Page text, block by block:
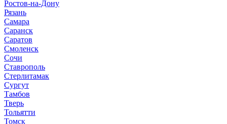
Ростов-на-Дону
Рязань
Самара
Саранск
Саратов
Смоленск
Сочи
Ставрополь
Стерлитамак
Сургут
Тамбов
Тверь
Тольятти
Томск